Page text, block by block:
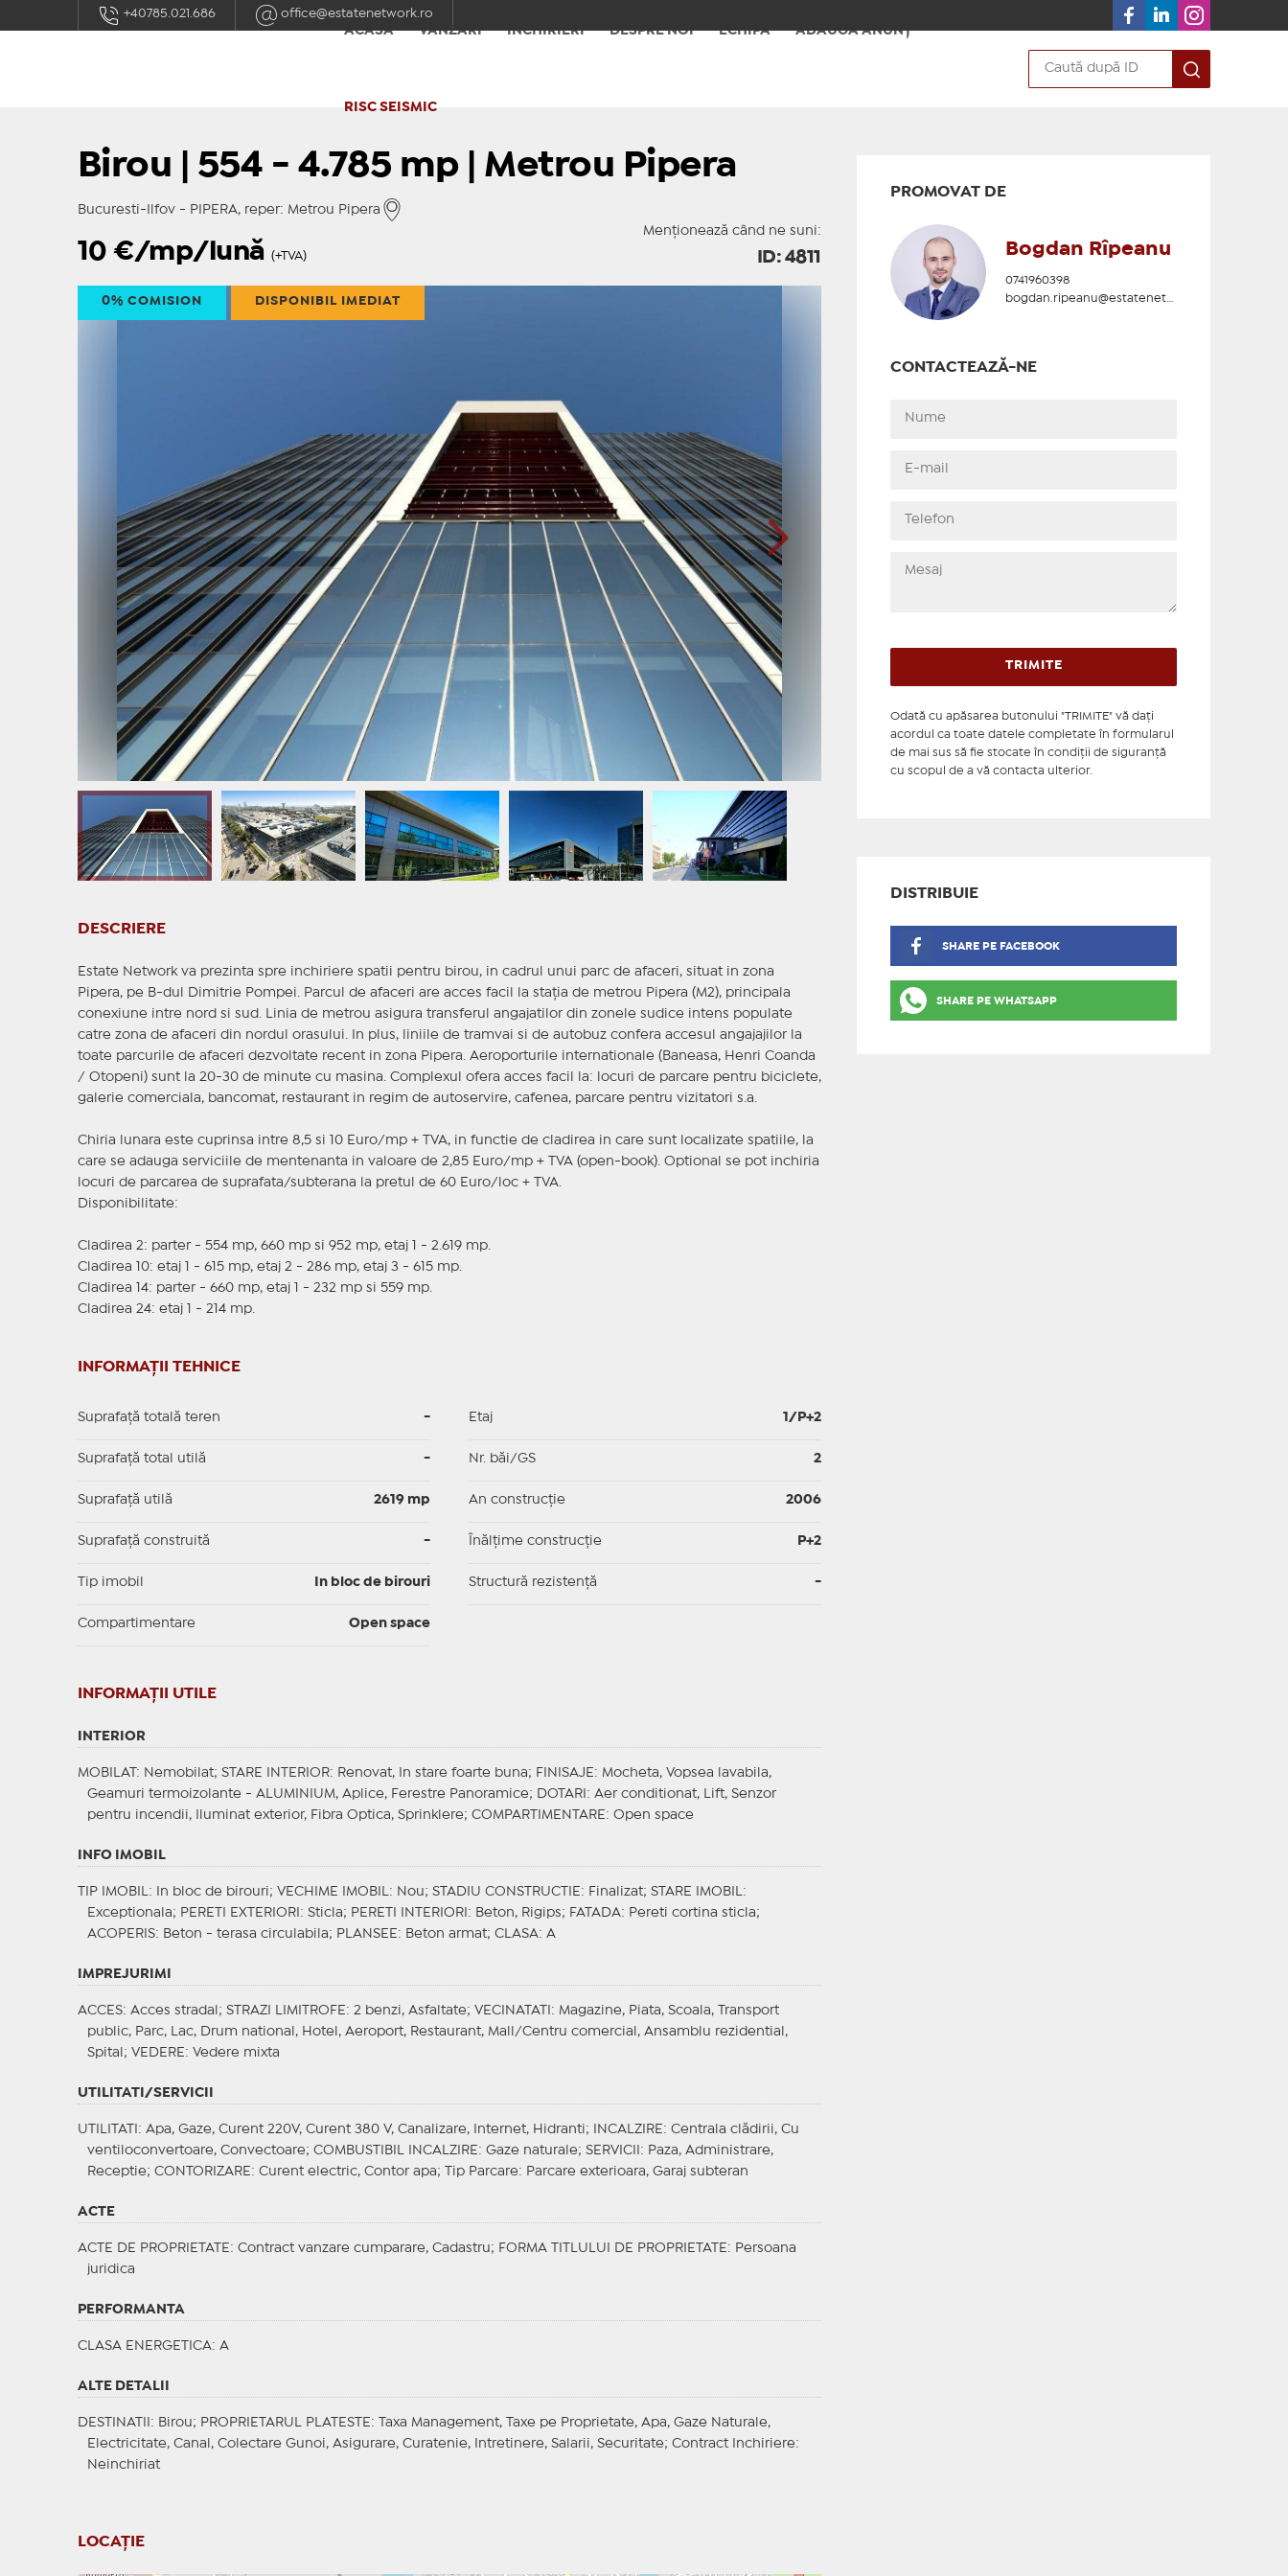
+40785.021.686
office@estatenetwork.ro
ACASĂ
VÂNZĂRI ÎNCHIRIERI DESPRE NOI ECHIPA ADAUGĂ ANUNȚ
RISC SEISMIC
Birou | 554 - 4.785 mp | Metrou Pipera
Bucuresti-Ilfov - PIPERA, reper: Metrou Pipera
Menționează când ne suni:
10€/mp/lună (+TVA) ID: 4811
0% COMISION DISPONIBIL IMEDIAT
DESCRIERE
Estate Network va prezinta spre inchiriere spatii pentru birou, in cadrul unui parc de afaceri, situat in zona
Pipera, pe B-dul Dimitrie Pompei. Parcul de afaceri are acces facil la staţia de metrou Pipera (M2), principala
conexiune intre nord si sud. Linia de metrou asigura transferul angajatilor din zonele sudice intens populate
catre zona de afaceri din nordul orasului. In plus, liniile de tramvai si de autobuz confera accesul angajajilor la
toate parcurile de afaceri dezvoltate recent in zona Pipera. Aeroporturile internationale (Baneasa, Henri Coanda
/ Otopeni) sunt la 20-30 de minute cu masina. Complexul ofera acces facil la: locuri de parcare pentru biciclete,
galerie comerciala, bancomat, restaurant in regim de autoservire, cafenea, parcare pentru vizitatori s.a.
Chiria lunara este cuprinsa intre 8,5 si 10 Euro/mp + TVA, in functie de cladirea in care sunt localizate spatiile, la
care se adauga serviciile de mentenanta in valoare de 2,85 Euro/mp + TVA (open-book). Optional se pot inchiria
locuri de parcarea de suprafata/subterana la pretul de 60 Euro/loc + TVA.
Disponibilitate:
Cladirea 2: parter - 554 mp, 660 mp si 952 mp, etaj 1 - 2.619 mp.
Cladirea 10: etaj 1 - 615 mp, etaj 2 - 286 mp, etaj 3 - 615 mp.
Cladirea 14: parter - 660 mp, etaj 1 - 232 mp si 559 mp.
Cladirea 24: etaj 1 - 214 mp.
INFORMAȚII TEHNICE
Suprafață totală teren -
Suprafaţă total utilă -
Suprafaţă utilă 2619 mp
Suprafaţă construită -
Tip imobil In bloc de birouri
Compartimentare Open space
Etaj 1/P+2
Nr. băi/GS 2
An construcție 2006
Înălțime construcție P+2
Structură rezistență -
INFORMAŢII UTILE
INTERIOR
MOBILAT : Nemobilat; STARE INTERIOR: Renovat, In stare foarte buna; FINISAJE : Mocheta, Vopsea lavabila,
Geamuri termoizolante - ALUMINIUM, Aplice, Ferestre Panoramice;
DOTARI : Aer conditionat, Lift, Senzor
pentru incendii, Iluminat exterior, Fibra Optica, Sprinklere; COMPARTIMENTARE : Open space
INFO IMOBIL
TIP IMOBIL : In bloc de birouri; VECHIME IMOBIL : Nou; STADIU CONSTRUCTIE : Finalizat; STARE IMOBIL
:
Exceptionala; PERETI EXTERIORI : Sticla; PERETI INTERIORI : Beton, Rigips; FATADA: Pereti cortina sticla;
ACOPERIS: Beton - terasa circulabila; PLANSEE : Beton armat; CLASA: A
IMPREJURIMI
ACCES: Acces stradal; STRAZI LIMITROFE : 2 benzi, Asfaltate; VECINATATI
: Magazine, Piata, Scoala, Transport
public, Parc, Lac, Drum national, Hotel, Aeroport, Restaurant, Mall/Centru comercial, Ansamblu rezidential,
Spital; VEDERE : Vedere mixta
UTILITATI/SERVICII
UTILITATI : Apa, Gaze, Curent 220V, Curent 380 V, Canalizare, Internet, Hidranti; INCALZIRE : Centrala clădirii, Cu
ventiloconvertoare, Convectoare; COMBUSTIBIL INCALZIRE : Gaze naturale; SERVICII
: Paza, Administrare,
Receptie; CONTORIZARE : Curent electric, Contor apa; Tip Parcare: Parcare exterioara, Garaj subteran
ACTE
ACTE DE PROPRIETATE : Contract vanzare cumparare, Cadastru; FORMA TITLULUI DE PROPRIETATE : Persoana
juridica
PERFORMANTA
CLASA ENERGETICA: A
ALTE DETALII
DESTINATII : Birou; PROPRIETARUL PLATESTE : Taxa Management, Taxe pe Proprietate, Apa, Gaze Naturale,
Electricitate, Canal, Colectare Gunoi, Asigurare, Curatenie, Intretinere, Salarii, Securitate; Contract Inchiriere:
Neinchiriat
LOCAȚIE
PROMOVAT DE
Bogdan Rîpeanu
0741960398
bogdan.ripeanu@estatenetwork.ro
CONTACTEAZĂ-NE
Odată cu apăsarea butonului "TRIMITE" vă daţi
acordul ca toate datele completate în formularul
de mai sus să fie stocate în condiţii de siguranţă
cu scopul de a vă contacta ulterior.
DISTRIBUIE
SHARE PE FACEBOOK
SHARE PE WHATSAPP